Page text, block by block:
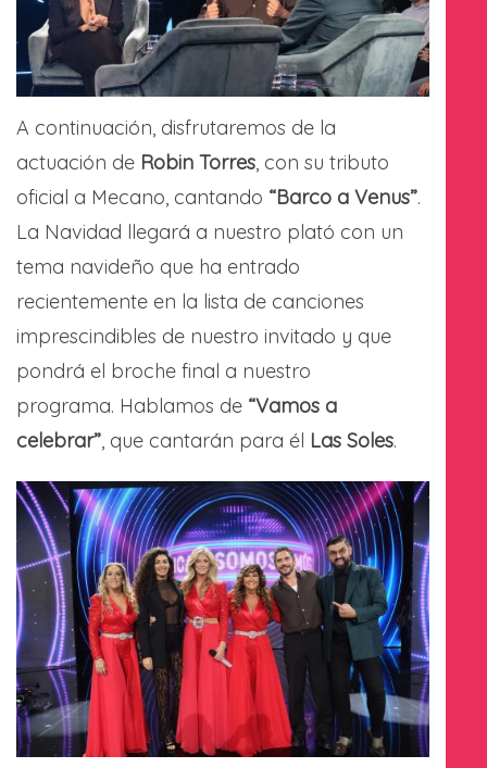
A continuación, disfrutaremos de la
actuación de Robin Torres, con su tributo
oficial a Mecano, cantando “Barco a Venus”.
La Navidad llegará a nuestro plató con un
tema navideño que ha entrado
recientemente en la lista de canciones
imprescindibles de nuestro invitado y que
pondrá el broche final a nuestro
programa. Hablamos de “Vamos a
celebrar”, que cantarán para él Las Soles.